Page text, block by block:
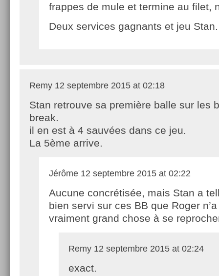
frappes de mule et termine au filet,
Deux services gagnants et jeu Stan.
Remy 12 septembre 2015 at 02:18
Stan retrouve sa première balle sur les
break.
il en est à 4 sauvées dans ce jeu.
La 5ème arrive.
Jérôme 12 septembre 2015 at 02:22
Aucune concrétisée, mais Stan a
bien servi sur ces BB que Roger
vraiment grand chose à se
Remy 12 septembre 2015 at 02:24
exact.